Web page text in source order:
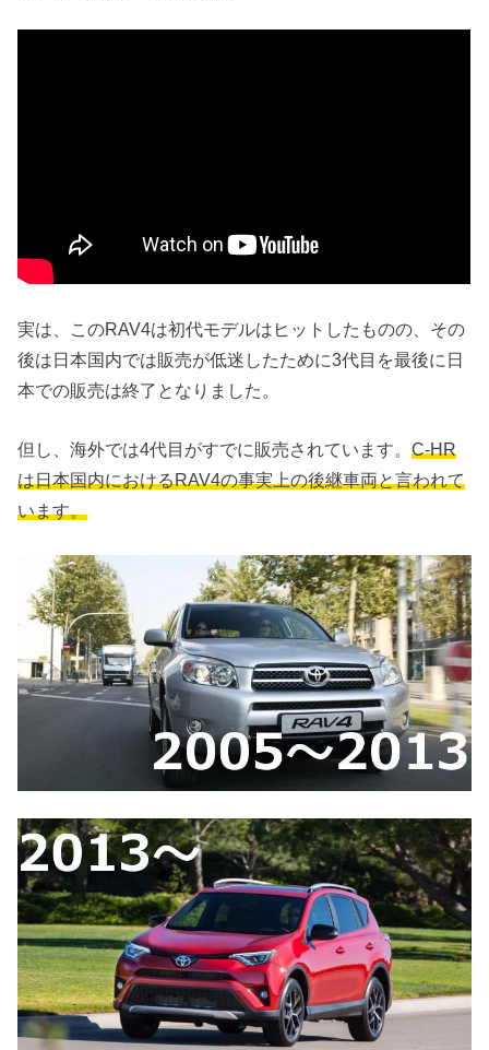
実は、このRAV4は初代モデルはヒットしたものの、その
後は日本国内では販売が低迷したために3代目を最後に日
本での販売は終了となりました。
但し、海外では4代目がすでに販売されています。C-HR
は日本国内におけるRAV4の事実上の後継車両と言われて
います。